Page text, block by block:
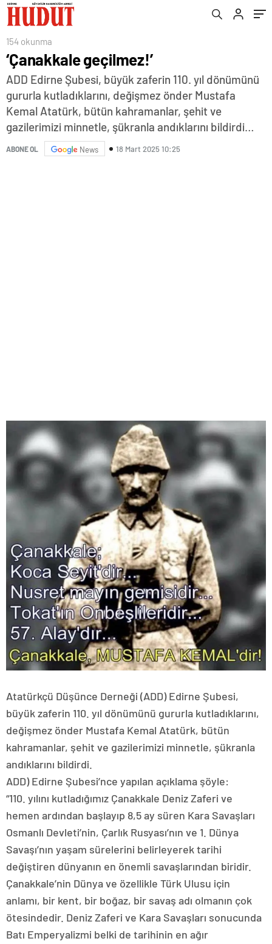
154 okunma
‘Çanakkale geçilmez!’
ADD Edirne Şubesi, büyük zaferin 110. yıl dönümünü
gururla kutladıklarını, değişmez önder Mustafa
Kemal Atatürk, bütün kahramanlar, şehit ve
gazilerimizi minnetle, şükranla andıklarını bildirdi…
ABONE OL News 18 Mart 2025 10:25
Atatürkçü Düşünce Derneği (ADD) Edirne Şubesi,
büyük zaferin 110. yıl dönümünü gururla kutladıklarını,
değişmez önder Mustafa Kemal Atatürk, bütün
kahramanlar, şehit ve gazilerimizi minnetle, şükranla
andıklarını bildirdi.
ADD) Edirne Şubesi’nce yapılan açıklama şöyle:
“110. yılını kutladığımız Çanakkale Deniz Zaferi ve
hemen ardından başlayıp 8,5 ay süren Kara Savaşları
Osmanlı Devleti’nin, Çarlık Rusyası’nın ve 1. Dünya
Savaşı’nın yaşam sürelerini belirleyerek tarihi
değiştiren dünyanın en önemli savaşlarından biridir.
Çanakkale’nin Dünya ve özellikle Türk Ulusu için
anlamı, bir kent, bir boğaz, bir savaş adı olmanın çok
ötesindedir. Deniz Zaferi ve Kara Savaşları sonucunda
Batı Emperyalizmi belki de tarihinin en ağır